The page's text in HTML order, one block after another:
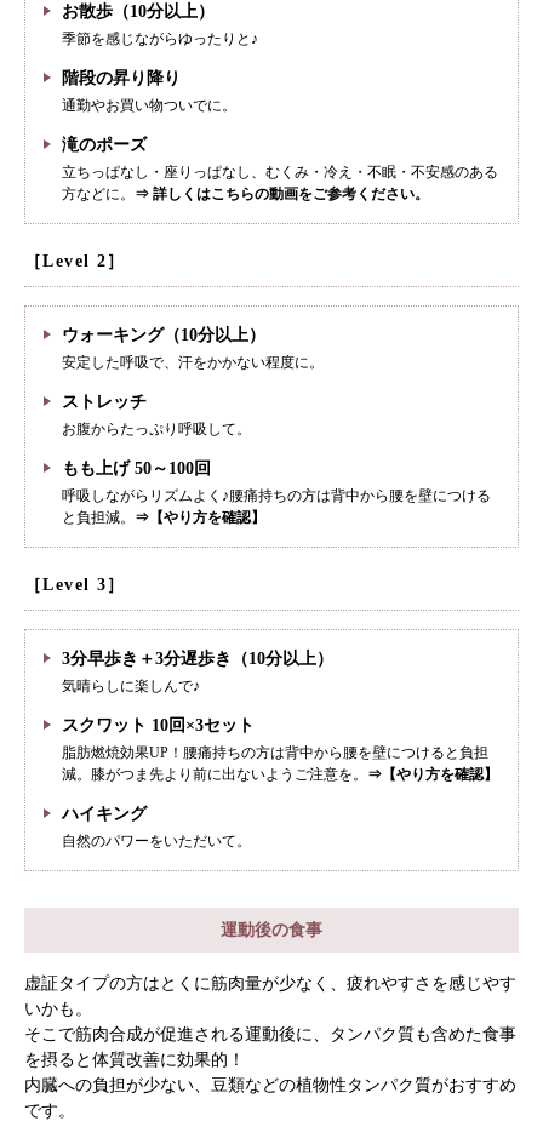
根本から身体を整えるとは
店舗を探す
漢方みず堂とは
お散歩（10分以上）
季節を感じながらゆったりと♪
階段の昇り降り
通勤やお買い物ついでに。
滝のポーズ
立ちっぱなし・座りっぱなし、むくみ・冷え・不眠・不安感のある
方などに。 ⇒ 詳しくはこちらの動画をご参考ください。
［Level 2］
ウォーキング（10分以上）
安定した呼吸で、汗をかかない程度に。
ストレッチ
お腹からたっぷり呼吸して。
もも上げ 50～100回
呼吸しながらリズムよく♪腰痛持ちの方は背中から腰を壁につける
と負担減。 ⇒【やり方を確認】
［Level 3］
3分早歩き＋3分遅歩き（10分以上）
気晴らしに楽しんで♪
スクワット 10回×3セット
脂肪燃焼効果UP！腰痛持ちの方は背中から腰を壁につけると負担
減。膝がつま先より前に出ないようご注意を。 ⇒【やり方を確認】
ハイキング
自然のパワーをいただいて。
運動後の食事
虚証タイプの方はとくに筋肉量が少なく、疲れやすさを感じやす
いかも。
そこで筋肉合成が促進される運動後に、タンパク質も含めた食事
を摂ると体質改善に効果的！
内臓への負担が少ない、豆類などの植物性タンパク質がおすすめ
です。